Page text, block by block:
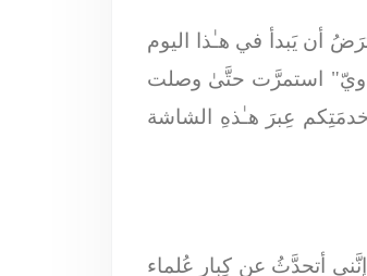
أن يَبدأ في هـٰذا اليوم
استمرَّت حتَّىٰ وصلت
عِبرَ هـٰذهِ الشاشة
أتحدَّثُ عن كِبارِ عُلماء